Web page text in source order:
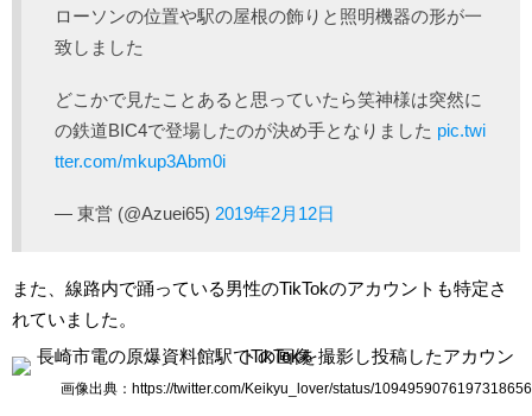
ローソンの位置や駅の屋根の飾りと照明機器の形が一
致しました
どこかで見たことあると思っていたら笑神様は突然に
の鉄道BIC4で登場したのが決め手となりました pic.twi
tter.com/mkup3Abm0i
— 東営 (@Azuei65) 2019年2月12日
また、線路内で踊っている男性のTikTokのアカウントも特定さ
れていました。
画像出典：https://twitter.com/Keikyu_lover/status/1094959076197318656